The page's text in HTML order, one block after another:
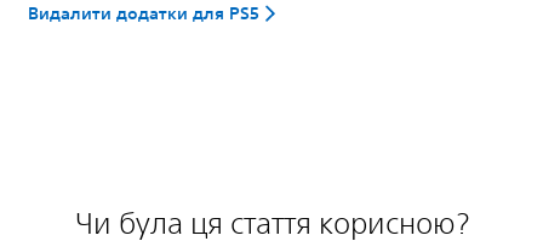
Видалити додатки для PS5
Чи була ця стаття корисною?